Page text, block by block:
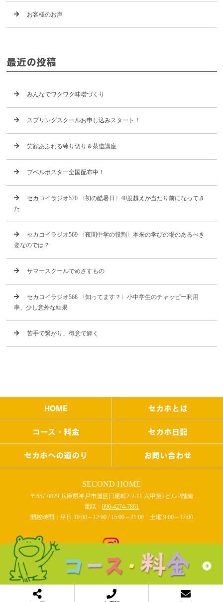
お客様のお声
最近の投稿
みんなでワクワク味噌づくり
スプリングスクールお申し込みスタート！
笑顔あふれる練り切り＆茶道講座
プペルポスター全国配布中！
セカコイラジオ570 〈初の酷暑日〉40度越えが当たり前になってき
た
セカコイラジオ569 〈夜間中学の役割〉本来の学びの場のあるべき
姿なのでは？
サマースクールでめざすもの
セカコイラジオ568 〈知ってます？〉小中学生のチャッピー利用
率、少し意外な結果
苦手で繋がり、得意で輝く
HOME セカホとは
コース・料金 セカホ日記
セカホへの道のり お問い合わせ
SECOND HOME
〒657-0029 兵庫県神戸市灘区日尾町2-2-11 六甲第2ビル 2階南
電話： 090-4274-7861
開校時間：平日 10:00～12:00 / 15:00～21:00 土曜 9:00～17:00
COPYRIGHT © SECOND HOME All rights reserved.